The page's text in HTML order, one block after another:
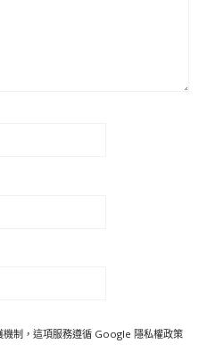
制，這項服務遵循 Google 隱私權政策